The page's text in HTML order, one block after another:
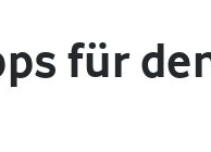
für